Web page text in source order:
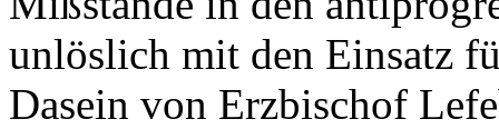
unlöslich mit den Einsatz
Dasein von Erzbischof